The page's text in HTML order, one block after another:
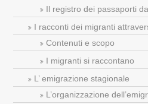
Il registro dei passaporti
I racconti dei migranti
Contenuti e scopo
I migranti si raccontano
L’ emigrazione stagionale
L’organizzazione